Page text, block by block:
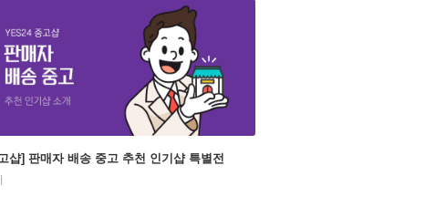
샵] 판매자 배송 중고 추천 인기샵 특별전